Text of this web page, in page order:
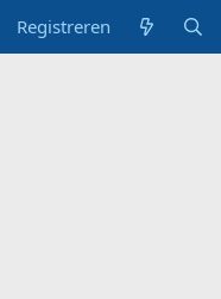
Registreren